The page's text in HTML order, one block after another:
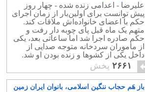
علیرضا - اعدامی زنده‌ شده - چهار روز
پیش توانست برای اولین‌بار از زمان اجرای
حکم با اعضای خانواده‌اش ملاقات کند.
متهم یک ماه قبل پای چوبه ‌دار رفت و
حکم صادره اجرا شد اما ساعاتی بعد، یکی
از ماموران سردخانه متوجه‌ صدایی از
داخل یکی از کشوها و زنده‌ بودن او شد.
۲۶۶۱ پخش
باز هَم حجاب ننگین اسلامی، بانوان ایران زمین